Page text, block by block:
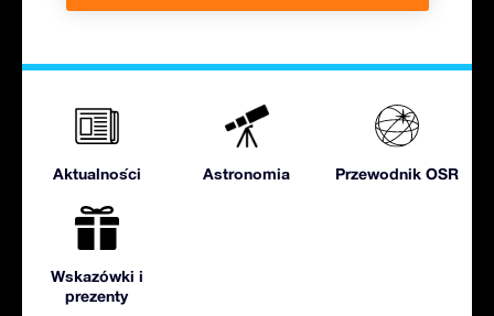
Aktualności Astronomia Przewodnik OSR
Wskazówki i
prezenty